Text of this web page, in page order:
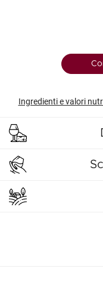
Ingredienti e valori